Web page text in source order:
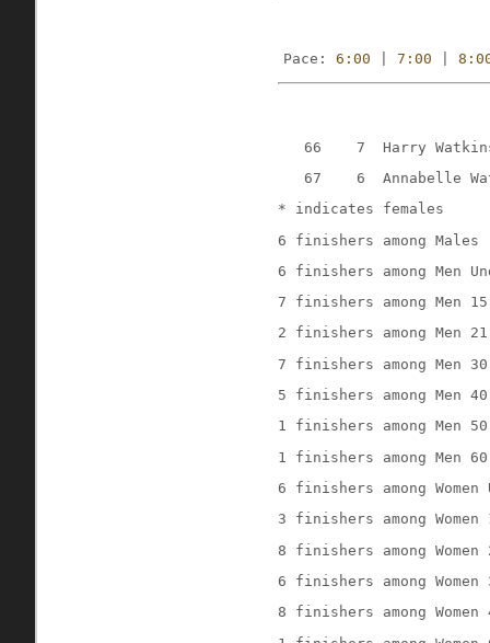
Pace: 6:00 7:00
66    7  Harry
67    6  Annabelle
* indicates females
6 finishers among Males
6 finishers among Men
7 finishers among Men
2 finishers among Men
7 finishers among Men
5 finishers among Men
1 finishers among Men
1 finishers among Men 60
6 finishers among Women
3 finishers among
8 finishers among
6 finishers among
8 finishers among